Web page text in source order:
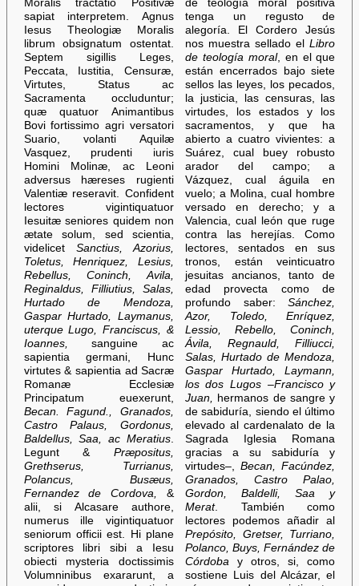
Moralis tractatio Positivæ
sapiat interpretem. Agnus
Iesus Theologiæ Moralis
librum obsignatum ostentat.
Septem sigillis Leges,
Peccata, Iustitia, Censuræ,
Virtutes, Status ac
Sacramenta occluduntur;
quæ quatuor Animantibus
Bovi fortissimo agri versatori
Suario, volanti Aquilæ
Vasquez, prudenti iuris
Homini Molinæ, ac Leoni
adversus hæreses rugienti
Valentiæ reseravit. Confident
lectores vigintiquatuor
Iesuitæ seniores quidem non
ætate solum, sed scientia,
videlicet Sanctius, Azorius,
Toletus, Henriquez, Lesius,
Rebellus, Coninch, Avila,
Reginaldus, Filliutius, Salas,
Hurtado de Mendoza,
Gaspar Hurtado, Laymanus,
uterque Lugo, Franciscus, &
Ioannes, sanguine ac
sapientia germani, Hunc
virtutes & sapientia ad Sacræ
Romanæ Ecclesiæ
Principatum euexerunt,
Becan. Fagund., Granados,
Castro Palaus, Gordonus,
Baldellus, Saa, ac Meratius.
Legunt &Præpositus,
Grethserus, Turrianus,
Polancus, Busæus,
Fernandez de Cordova, &
alii, si Alcasare authore,
numerus ille vigintiquatuor
seniorum officii est. Hi plane
scriptores libri sibi a Iesu
obiecti mysteria doctissimis
Volumninibus exararunt, a
de teología moral positiva
tenga un regusto de
alegoría. El Cordero Jesús
nos muestra sellado elLibro
de teología moral, en el que
están encerrados bajo siete
sellos las leyes, los pecados,
la justicia, las censuras, las
virtudes, los estados y los
sacramentos, y que ha
abierto a cuatro vivientes: a
Suárez, cual buey robusto
arador del campo; a
Vázquez, cual águila en
vuelo; a Molina, cual hombre
versado en derecho; y a
Valencia, cual león que ruge
contra las herejías. Como
lectores, sentados en sus
tronos, están veinticuatro
jesuitas ancianos, tanto de
edad provecta como de
profundo saber:Sánchez,
Azor, Toledo, Enríquez,
Lessio, Rebello, Coninch,
Ávila, Regnauld, Filliucci,
Salas, Hurtado de Mendoza,
Gaspar Hurtado, Laymann,
los dos Lugos –Francisco y
Juan, hermanos de sangre y
de sabiduría, siendo el último
elevado al cardenalato de la
Sagrada Iglesia Romana
gracias a su sabiduría y
virtudes–,Becan, Facúndez,
Granados, Castro Palao,
Gordon, Baldelli, Saa y
Merat. También como
lectores podemos añadir al
Prepósito, Gretser, Turriano,
Polanco, Buys, Fernández de
Córdobay otros, si, como
sostiene Luis del Alcázar, el